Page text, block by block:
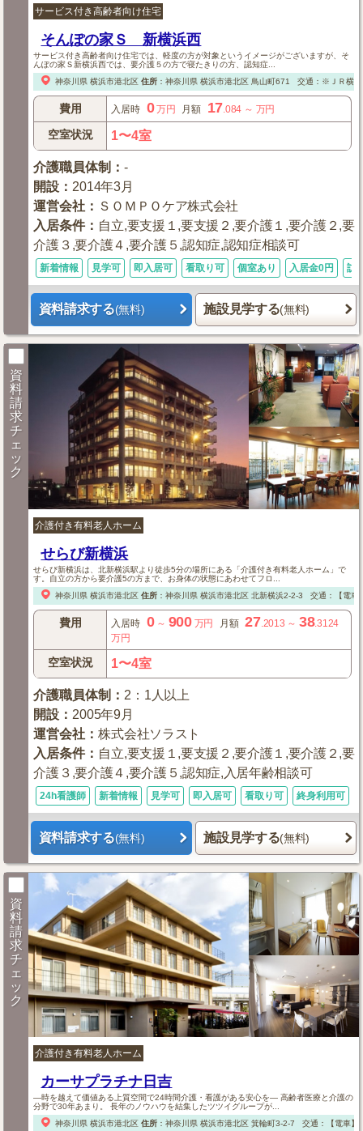
サービス付き高齢者向け住宅
そんぽの家Ｓ 新横浜西
サービス付き高齢者向け住宅では、軽度の方が対象というイメージがございますが、そ
んぽの家Ｓ新横浜西では、要介護５の方で寝たきりの方、認知症...
神奈川県 横浜市港北区 住所： 神奈川県 横浜市港北区鳥山町671 交通：※ＪＲ横浜
費用 入居時 0万円 月額 17 .084 ～ 万円
空室状況 1〜4室
介護職員体制 ：-
開設 ： 2014年3月
運営会社 ： ＳＯＭＰＯケア株式会社
入居条件： 自立,要支援１,要支援２,要介護１,要介護２,要
介護３,要介護４,要介護５,認知症,認知症相談可
新着情報 見学可 即入居可 看取り可 個室あり 入居金0円 訪
資料請求する(無料) 施設見学する(無料)
資
料
請
求
チ
ェ
ッ
ク
介護付き有料老人ホーム
せらび新横浜
せらび新横浜は、北新横浜駅より徒歩5分の場所にある「介護付き有料老人ホーム」で
す。自立の方から要介護5の方まで、お身体の状態にあわせてフロ...
神奈川県 横浜市港北区 住所： 神奈川県 横浜市港北区北新横浜2-2-3 交通：【電車
費用 入居時 0～ 900 万円 月額 27.2013 ～ 38.3124
万円
空室状況 1〜4室
介護職員体制 ： 2：1人以上
開設 ： 2005年9月
運営会社 ：株式会社ソラスト
入居条件： 自立,要支援１,要支援２,要介護１,要介護２,要
介護３,要介護４,要介護５,認知症,入居年齢相談可
24h看護師 新着情報 見学可 即入居可 看取り可 終身利用可
資料請求する(無料) 施設見学する(無料)
資
料
請
求
チ
ェ
ッ
ク
介護付き有料老人ホーム
カーサプラチナ日吉
—時を越えて価値ある上質空間で24時間介護・看護がある安心を— 高齢者医療と介護の
分野で30年あまり。 長年のノウハウを結集したツツイグループが...
神奈川県 横浜市港北区 住所： 神奈川県 横浜市港北区箕輪町3-2-7 交通：【電車】